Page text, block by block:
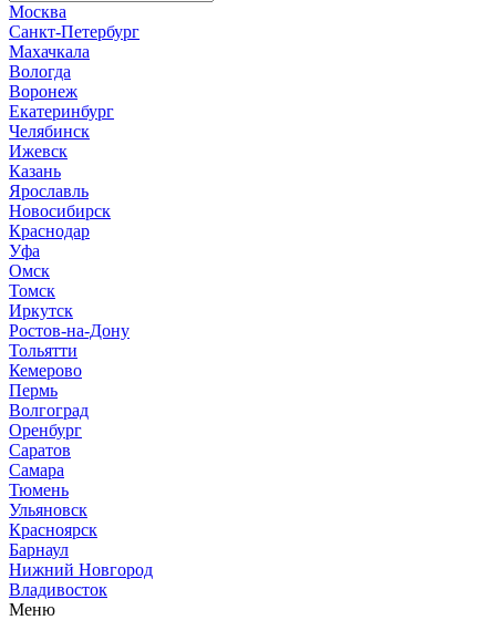
Москва
Санкт-Петербург
Махачкала
Вологда
Воронеж
Екатеринбург
Челябинск
Ижевск
Казань
Ярославль
Новосибирск
Краснодар
Уфа
Омск
Томск
Иркутск
Ростов-на-Дону
Тольятти
Кемерово
Пермь
Волгоград
Оренбург
Саратов
Самара
Тюмень
Ульяновск
Красноярск
Барнаул
Нижний Новгород
Владивосток
Меню